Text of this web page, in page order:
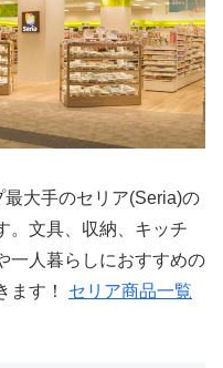
大手のセリア(Seria)の
。文具、収納、キッチ
一人暮らしにおすすめの
ます！ セリア商品一覧